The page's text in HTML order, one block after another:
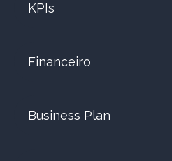
KPIs
Financeiro
Business Plan